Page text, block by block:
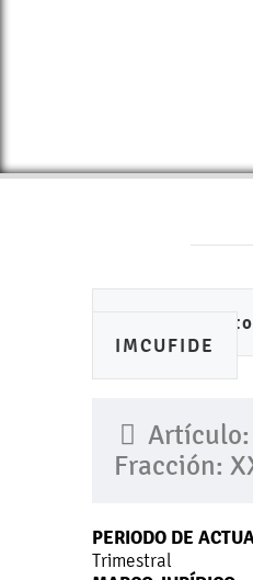
Ayuntamiento
IMCUFIDE
Artículo:
Fracción:
PERIODO DE
Trimestral